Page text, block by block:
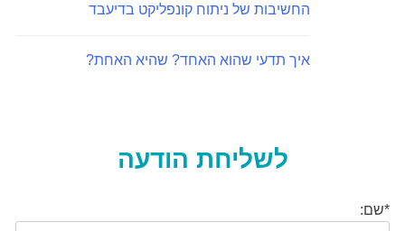
החשיבות של ניתוח קונפליקט בדיעבד
איך תדעי שהוא האחד? שהיא האחת?
לשליחת הודעה
*שם: